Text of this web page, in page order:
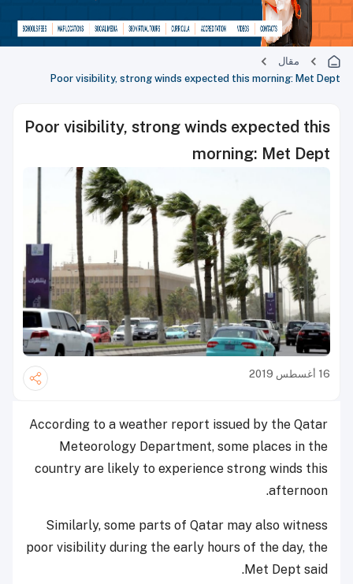
مقال
Poor visibility, strong winds expected this morning: Met Dept
Poor visibility, strong winds expected this
morning: Met Dept
16 أغسطس 2019
According to a weather report issued by the Qatar
Meteorology Department, some places in the
country are likely to experience strong winds this
afternoon.
Similarly, some parts of Qatar may also witness
poor visibility during the early hours of the day, the
Met Dept said.